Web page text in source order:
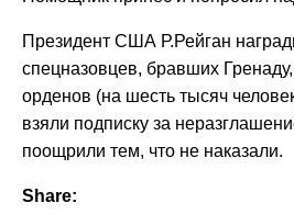
Президент США Р.Рейган
спецназовцев, бравших
орденов (на шесть тысяч
взяли подписку за
поощрили тем, что не наказали.
Share: